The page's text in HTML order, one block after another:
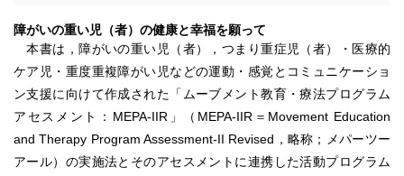
障がいの重い児（者）の健康と幸福を願って
本書は，障がいの重い児（者），つまり重症児（者）・医療的
ケア児・重度重複障がい児などの運動・感覚とコミュニケーショ
ン支援に向けて作成された「ムーブメント教育・療法プログラム
アセスメント：MEPA-IIR」（MEPA-IIR＝Movement Education
and Therapy Program Assessment-II Revised，略称；メパーツー
アール）の実施法とそのアセスメントに連携した活動プログラム